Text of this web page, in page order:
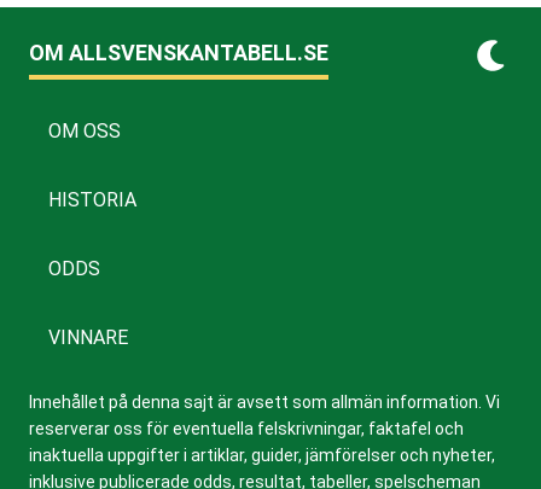
OM ALLSVENSKANTABELL.SE
OM OSS
HISTORIA
ODDS
VINNARE
Innehållet på denna sajt är avsett som allmän information. Vi
reserverar oss för eventuella felskrivningar, faktafel och
inaktuella uppgifter i artiklar, guider, jämförelser och nyheter,
inklusive publicerade odds, resultat, tabeller, spelscheman